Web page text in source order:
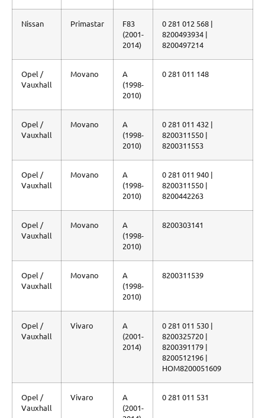
Nissan Primastar
F83
(2001-
2014)
0 281 012 568 |
8200493934 |
8200497214
Opel /
Vauxhall
Movano
A
(1998-
2010)
0 281 011 148
Opel /
Vauxhall
Movano
A
(1998-
2010)
0 281 011 432 |
8200311550 |
8200311553
Opel /
Vauxhall
Movano
A
(1998-
2010)
0 281 011 940 |
8200311550 |
8200442263
Opel /
Vauxhall
Movano
A
(1998-
2010)
8200303141
Opel /
Vauxhall
Movano
A
(1998-
2010)
8200311539
Opel /
Vauxhall
Vivaro
A
(2001-
2014)
0 281 011 530 |
8200325720 |
8200391179 |
8200512196 |
HOM8200051609
Opel /
Vauxhall
Vivaro
A
(2001-
0 281 011 531